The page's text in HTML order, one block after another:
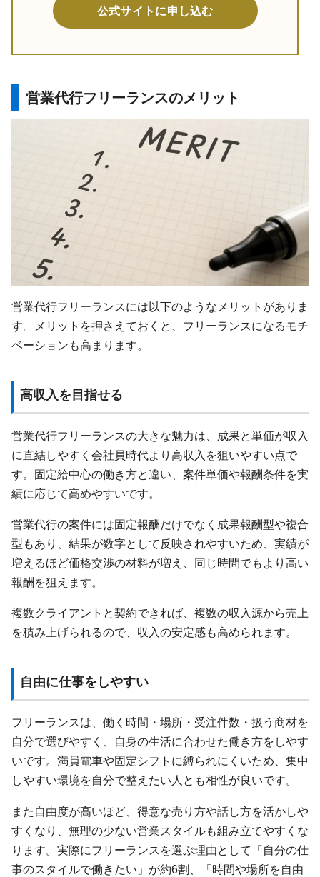
公式サイトに申し込む
営業代行フリーランスのメリット
営業代行フリーランスには以下のようなメリットがありま
す。メリットを押さえておくと、フリーランスになるモチ
ベーションも高まります。
高収入を目指せる
営業代行フリーランスの大きな魅力は、成果と単価が収入
に直結しやすく会社員時代より高収入を狙いやすい点で
す。固定給中心の働き方と違い、案件単価や報酬条件を実
績に応じて高めやすいです。
営業代行の案件には固定報酬だけでなく成果報酬型や複合
型もあり、結果が数字として反映されやすいため、実績が
増えるほど価格交渉の材料が増え、同じ時間でもより高い
報酬を狙えます。
複数クライアントと契約できれば、複数の収入源から売上
を積み上げられるので、収入の安定感も高められます。
自由に仕事をしやすい
フリーランスは、働く時間・場所・受注件数・扱う商材を
自分で選びやすく、自身の生活に合わせた働き方をしやす
いです。満員電車や固定シフトに縛られにくいため、集中
しやすい環境を自分で整えたい人とも相性が良いです。
また自由度が高いほど、得意な売り方や話し方を活かしや
すくなり、無理の少ない営業スタイルも組み立てやすくな
ります。実際にフリーランスを選ぶ理由として「自分の仕
事のスタイルで働きたい」が約6割、「時間や場所を自由